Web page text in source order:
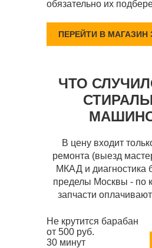
обязательно их
ПЕРЕЙТИ В МАГАЗИН
ЧТО
В цену входит
ремонта (выезд
МКАД и диагностика
пределы Москвы - по
запчасти
Не крутится барабан
от 500 руб.
30 минут